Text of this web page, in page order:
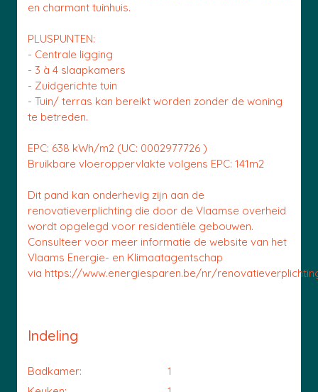
en charmant tuinhuis.
PLUSPUNTEN:
- Centrale ligging
- 3 à 4 slaapkamers
- Zuidgerichte tuin
- Tuin/ terras kan bereikt worden zonder de woning
te betreden.
EPC: 638 kWh/m2 (UC: 0002977726 )
Bruikbare vloeroppervlakte volgens EPC: 141m2
Dit pand kan onderhevig zijn aan de
renovatieverplichting die door de Vlaamse overheid
wordt opgelegd voor residentiële gebouwen.
Consulteer voor meer informatie de website van het
Vlaams Energie- en Klimaatagentschap
via https://www.energiesparen.be/nr/
Indeling
Badkamer:
1